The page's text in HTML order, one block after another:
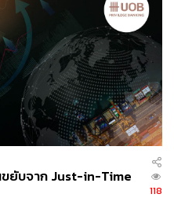
ยับจาก Just-in-Time
118